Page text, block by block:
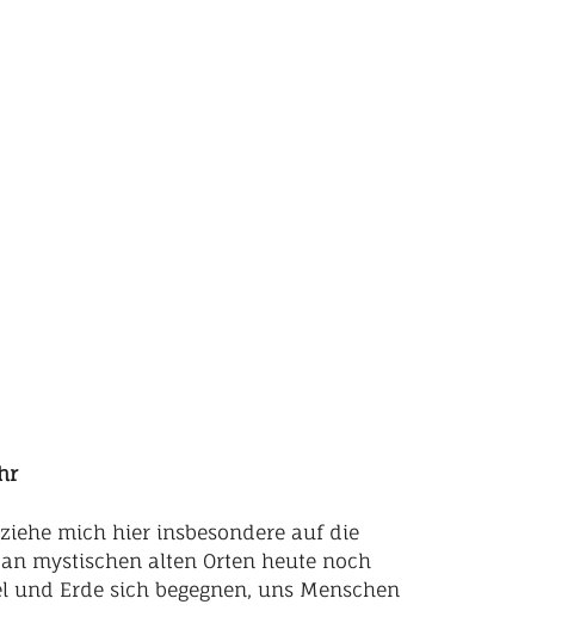
mich hier insbesondere auf die
mystischen alten Orten heute noch
Erde sich begegnen, uns Menschen